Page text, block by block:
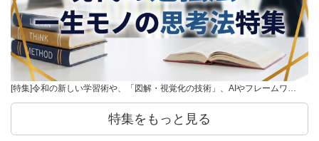
[特集]令和の新しい学習術や、「図解・視覚化の技術」、AIやフレームワ…
特集をもっと見る